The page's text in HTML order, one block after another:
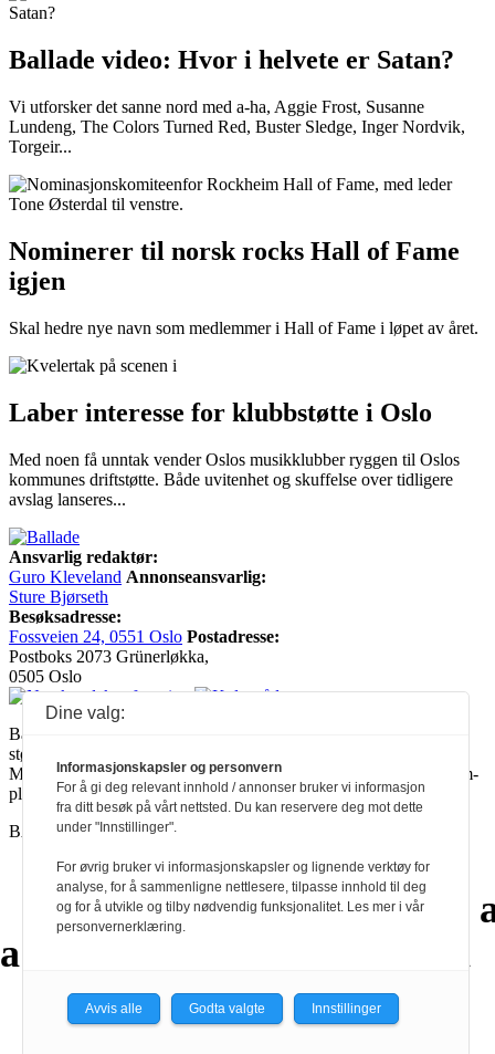
Ballade video: Hvor i helvete er Satan?
Vi utforsker det sanne nord med a-ha, Aggie Frost, Susanne
Lundeng, The Colors Turned Red, Buster Sledge, Inger Nordvik,
Torgeir...
Nominerer til norsk rocks Hall of Fame
igjen
Skal hedre nye navn som medlemmer i Hall of Fame i løpet av året.
Laber interesse for klubbstøtte i Oslo
Med noen få unntak vender Oslos musikklubber ryggen til Oslos
kommunes driftstøtte. Både uvitenhet og skuffelse over tidligere
avslag lanseres...
Ansvarlig redaktør:
Guro Kleveland Annonseansvarlig:
Sture Bjørseth
Besøksadresse:
Fossveien 24, 0551 Oslo Postadresse:
Postboks 2073 Grünerløkka,
0505 Oslo
Ballade mottar tilskudd fra Norsk kulturråd, i tillegg til økonomisk
støtte fra eierne NOPA, Norsk komponistforening og
Musikkforleggerne. Ballade drives etter Redaktør- og Vær Varsom-
plakaten.
BALLADE — NORGES MUSIKKMAGASIN
a
aa
aa
aa
a
a
Dine valg:
Informasjonskapsler og personvern
For å gi deg relevant innhold / annonser bruker vi informasjon
fra ditt besøk på vårt nettsted. Du kan reservere deg mot dette
under "Innstillinger".
For øvrig bruker vi informasjonskapsler og lignende verktøy for
analyse, for å sammenligne nettlesere, tilpasse innhold til deg
og for å utvikle og tilby nødvendig funksjonalitet. Les mer i vår
personvernerklæring.
Avvis alle Godta valgte Innstillinger